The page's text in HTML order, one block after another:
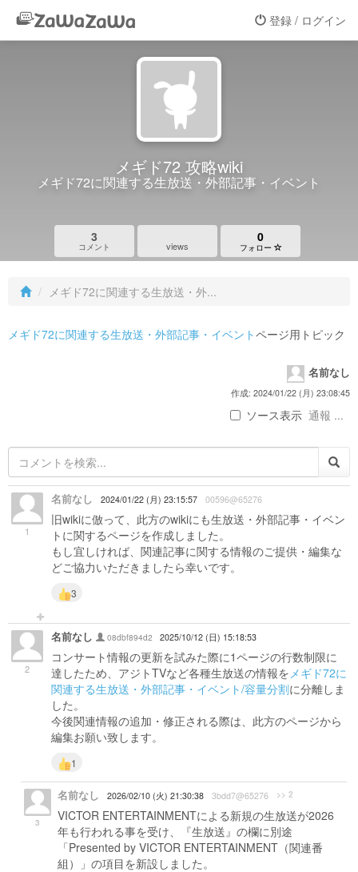
登録 / ログイン
メギド72 攻略wiki
メギド72に関連する生放送・外部記事・イベント
3
コメント views
0
フォロー
メギド72に関連する生放送・外...
メギド72に関連する生放送・外部記事・イベントページ用トピック
名前なし
作成: 2024/01/22 (月) 23:08:45
ソース表示 通報 ...
1
名前なし 2024/01/22 (月) 23:15:57 00596@65276
旧wikiに倣って、此方のwikiにも生放送・外部記事・イベン
トに関するページを作成しました。
もし宜しければ、関連記事に関する情報のご提供・編集な
どご協力いただきましたら幸いです。
3
2
名前なし 08dbf894d2 2025/10/12 (日) 15:18:53
コンサート情報の更新を試みた際に1ページの行数制限に
達したため、アジトTVなど各種生放送の情報をメギド72に
関連する生放送・外部記事・イベント/容量分割に分離しま
した。
今後関連情報の追加・修正される際は、此方のページから
編集お願い致します。
1
3
名前なし 2026/02/10 (火) 21:30:38 3bdd7@65276 >> 2
VICTOR ENTERTAINMENTによる新規の生放送が2026
年も行われる事を受け、『生放送』の欄に別途
「Presented by VICTOR ENTERTAINMENT（関連番
組）」の項目を新設しました。